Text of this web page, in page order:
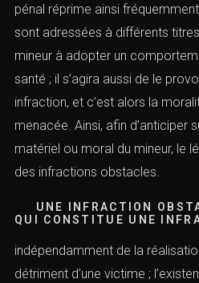
pénal réprime ainsi
sont adressées à différents
mineur à adopter un
santé ; il s’agira aussi de le
infraction, et c’est alors la
menacée. Ainsi, afin d’anticiper
matériel ou moral du mineur, le
des infractions obstacles.
UNE INFRACTION
QUI CONSTITUE UNE
indépendamment de la
détriment d’une victime ;